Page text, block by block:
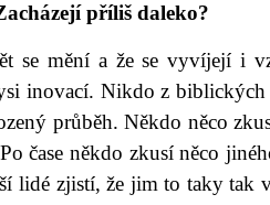
příliš daleko?
se mění a že se vyvíjejí i
inovací. Nikdo z biblických
průběh. Někdo něco
čase někdo zkusí něco
lidé zjistí, že jim to taky tak